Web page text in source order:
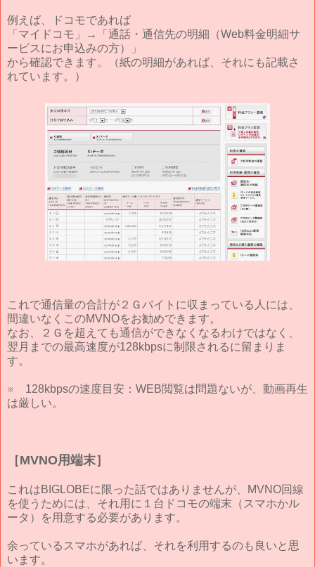
例えば、ドコモであれば
「マイドコモ」→「通話・通信先の明細（Web料金明細サ
ービスにお申込みの方）」
から確認できます。（紙の明細があれば、それにも記載さ
れています。）
これで通信量の合計が２Ｇバイトに収まっている人には、
間違いなくこのMVNOをお勧めできます。
なお、２Ｇを超えても通信ができなくなるわけではなく、
翌月までの最高速度が128kbpsに制限されるに留まりま
す。
※ 128kbpsの速度目安：WEB閲覧は問題ないが、動画再生
は厳しい。
［MVNO用端末］
これはBIGLOBEに限った話ではありませんが、MVNO回線
を使うためには、それ用に１台ドコモの端末（スマホかル
ータ）を用意する必要があります。
余っているスマホがあれば、それを利用するのも良いと思
います。